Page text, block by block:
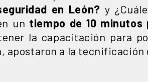
en León? y
un tiempo de 10
la capacitación para
apostaron a la